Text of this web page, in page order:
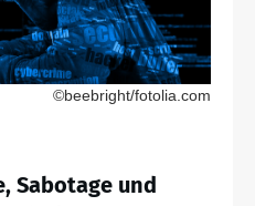
©beebright/fotolia.com
Sabotage und